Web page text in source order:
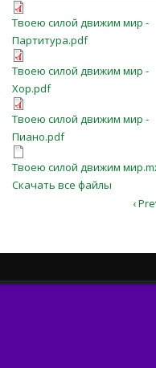
Твоею силой
Партитура.pdf
Твоею силой движим мир -
Партитура.pdf
Твоею силой
Хор.pdf
Твоею силой движим мир -
Хор.pdf
Твоею силой
Пиано.pdf
Твоею силой движим мир -
Пиано.pdf
Твоею силой
Твоею силой движим
Скачать все файлы
‹